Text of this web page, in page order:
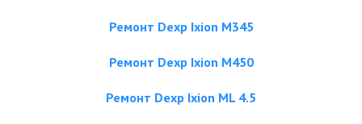
Ремонт Dexp Ixion M345
Ремонт Dexp Ixion M450
Ремонт Dexp Ixion ML 4.5